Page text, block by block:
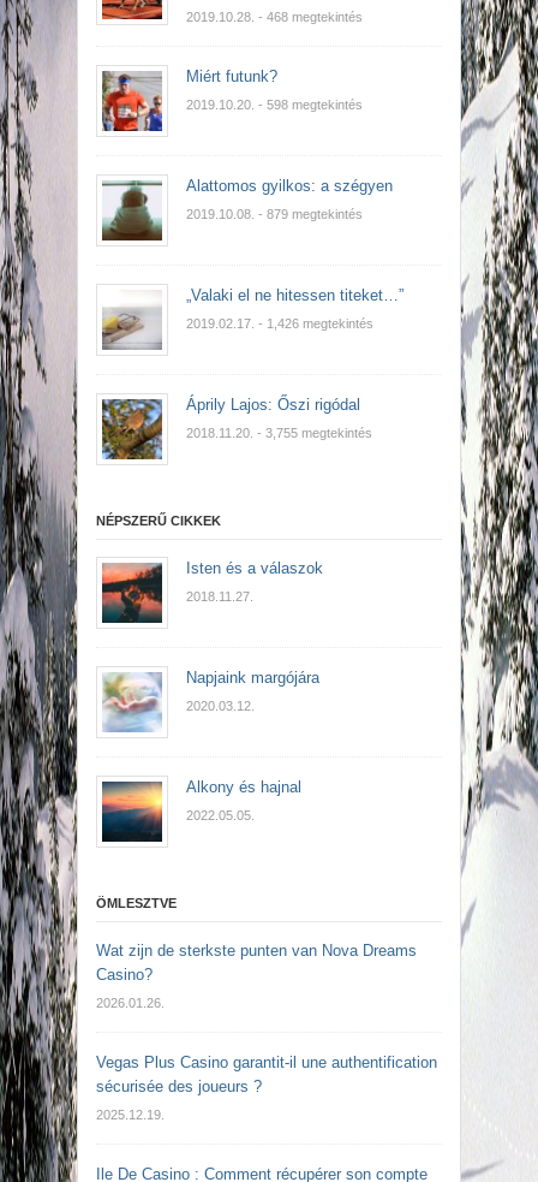
2019.10.28. - 468 megtekintés
Miért futunk?
2019.10.20. - 598 megtekintés
Alattomos gyilkos: a szégyen
2019.10.08. - 879 megtekintés
„Valaki el ne hitessen titeket…”
2019.02.17. - 1,426 megtekintés
Áprily Lajos: Őszi rigódal
2018.11.20. - 3,755 megtekintés
NÉPSZERŰ CIKKEK
Isten és a válaszok
2018.11.27.
Napjaink margójára
2020.03.12.
Alkony és hajnal
2022.05.05.
ÖMLESZTVE
Wat zijn de sterkste punten van Nova Dreams
Casino?
2026.01.26.
Vegas Plus Casino garantit-il une authentification
sécurisée des joueurs ?
2025.12.19.
Ile De Casino : Comment récupérer son compte